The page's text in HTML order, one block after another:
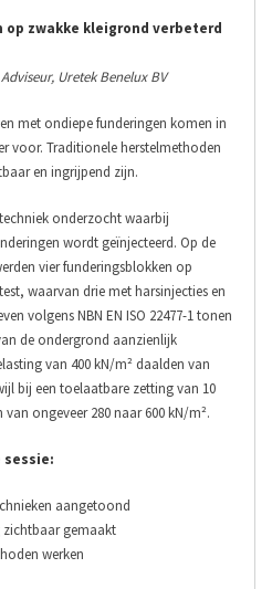
zwakke kleigrond verbeterd
Uretek Benelux BV
met ondiepe funderingen komen in
voor. Traditionele herstelmethoden
en ingrijpend zijn.
onderzocht waarbij
wordt geïnjecteerd. Op de
vier funderingsblokken op
waarvan drie met harsinjecties en
volgens NBN EN ISO 22477-1 tonen
de ondergrond aanzienlijk
van 400 kN/m² daalden van
bij een toelaatbare zetting van 10
ongeveer 280 naar 600 kN/m².
sessie:
aangetoond
zichtbaar gemaakt
werken